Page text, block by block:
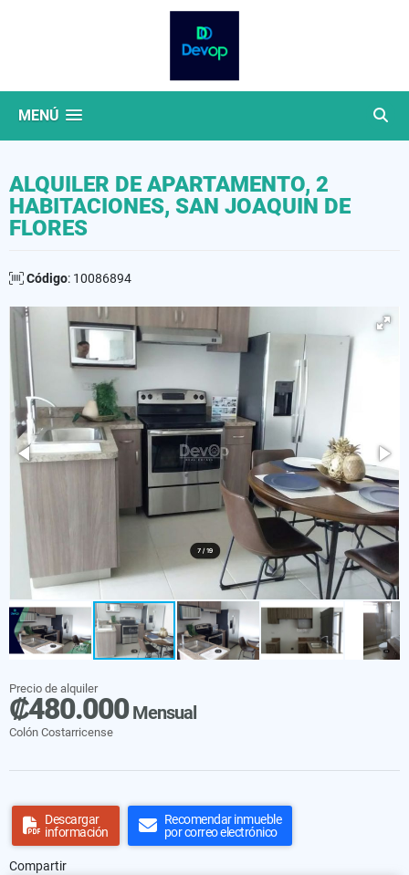
MENÚ
ALQUILER DE APARTAMENTO, 2
HABITACIONES, SAN JOAQUIN DE
FLORES
Código: 10086894
Precio de alquiler
₡480.000Mensual
Colón Costarricense
Descargar
información
Recomendar inmueble
por correo electrónico
Compartir